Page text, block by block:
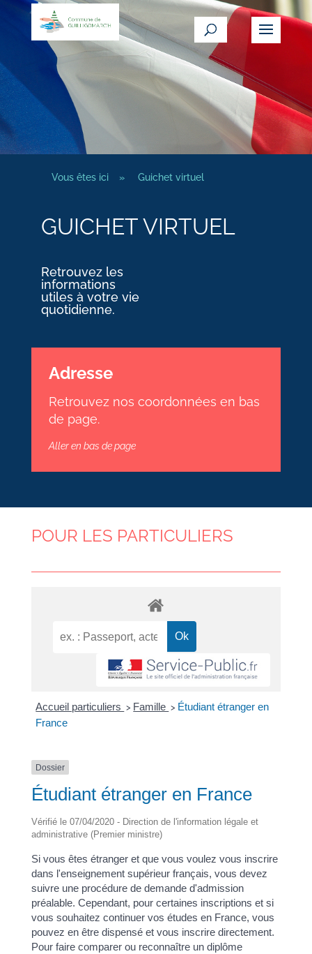
Vous êtes ici » Guichet virtuel
GUICHET VIRTUEL
Retrouvez les
informations
utiles à votre vie
quotidienne.
Adresse
Retrouvez nos coordonnées en bas
de page.
Aller en bas de page
POUR LES PARTICULIERS
Accueil particuliers > Famille > Étudiant étranger en
France
Dossier
Étudiant étranger en France
Vérifié le 07/04/2020 - Direction de l'information légale et
administrative (Premier ministre)
Si vous êtes étranger et que vous voulez vous inscrire
dans l'enseignement supérieur français, vous devez
suivre une procédure de demande d'admission
préalable. Cependant, pour certaines inscriptions et si
vous souhaitez continuer vos études en France, vous
pouvez en être dispensé et vous inscrire directement.
Pour faire comparer ou reconnaître un diplôme